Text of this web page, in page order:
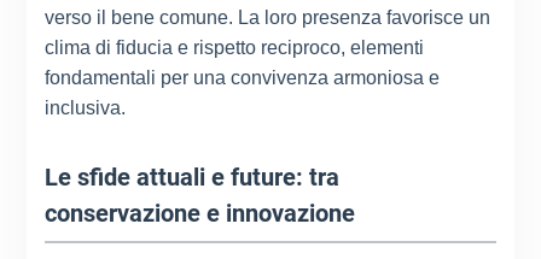
verso il bene comune. La loro presenza favorisce un
clima di fiducia e rispetto reciproco, elementi
fondamentali per una convivenza armoniosa e
inclusiva.
Le sfide attuali e future: tra
conservazione e innovazione